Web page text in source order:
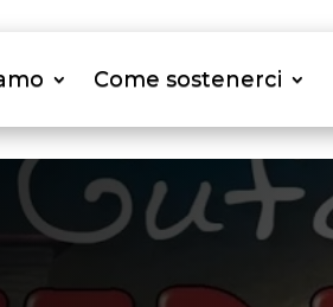
Come sostenerci